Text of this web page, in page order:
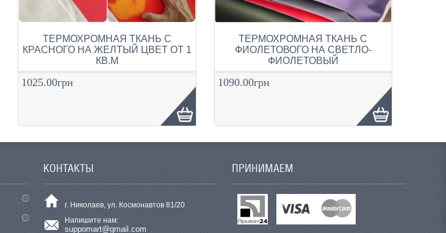
ТЕРМОХРОМНАЯ ТКАНЬ С
КРАСНОГО НА ЖЕЛТЫЙ ЦВЕТ ОТ 1
КВ.М
1025.00грн
ТЕРМОХРОМНАЯ ТКАНЬ С
ФИОЛЕТОВОГО НА СВЕТЛО-
ФИОЛЕТОВЫЙ
1090.00грн
КОНТАКТЫ
г. Николаев, ул. Космонавтов 81/20
Напишите нам:
suppomart@gmail.com
ПРИНИМАЕМ